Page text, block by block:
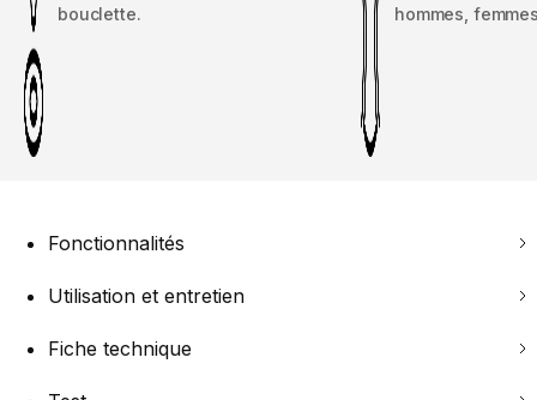
bouclette.
hommes,
Fonctionnalités
Utilisation et entretien
Fiche technique